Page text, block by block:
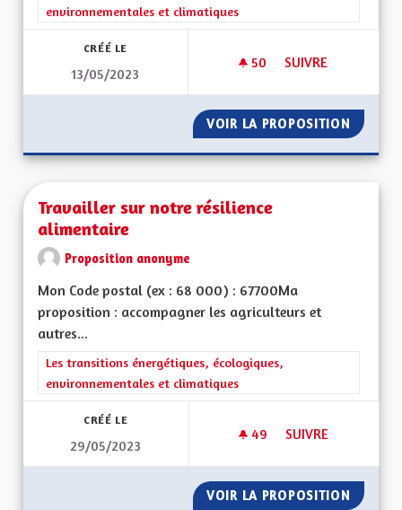
environnementales et climatiques
CRÉÉ LE
13/05/2023
50 50 ABONNÉS
SUIVRE
VOIR LA PROPOSITION UN
Travailler sur notre résilience
alimentaire
Proposition anonyme
Mon Code postal (ex : 68 000) : 67700Ma
proposition : accompagner les agriculteurs et
autres...
Filtrer les résultats de la catégorie : Les transitions
Les transitions énergétiques, écologiques,
environnementales et climatiques
CRÉÉ LE
29/05/2023
49 49 ABONNÉS
SUIVRE
VOIR LA PROPOSITION